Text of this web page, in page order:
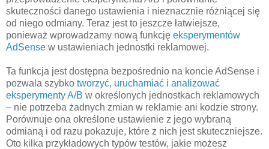
skuteczności danego ustawienia i nieznacznie różniącej się
od niego odmiany. Teraz jest to jeszcze łatwiejsze,
ponieważ wprowadzamy nową funkcję eksperymentów
AdSense w ustawieniach jednostki reklamowej.
Ta funkcja jest dostępna bezpośrednio na koncie AdSense i
pozwala szybko tworzyć, uruchamiać i analizować
eksperymenty A/B w określonych jednostkach reklamowych
– nie potrzeba żadnych zmian w reklamie ani kodzie strony.
Porównuje ona określone ustawienie z jego wybraną
odmianą i od razu pokazuje, które z nich jest skuteczniejsze.
Oto kilka przykładowych typów testów, jakie możesz